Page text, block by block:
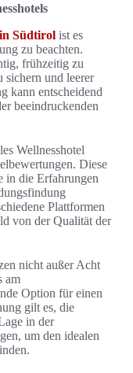
Südtirol ist es
zu beachten.
frühzeitig zu
sichern und leerer
kann entscheidend
beeindruckenden
Wellnesshotel
Diese
in die Erfahrungen
Plattformen
von der Qualität der
nicht außer Acht
am
Option für einen
gilt es, die
in der
um den idealen